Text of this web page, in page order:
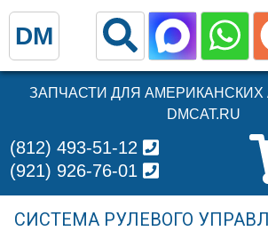
ЗАПЧАСТИ ДЛЯ АМЕРИКАНСКИХ
DMCAT.RU
(812) 493-51-12
(921) 926-76-01
СИСТЕМА РУЛЕВОГО
DM